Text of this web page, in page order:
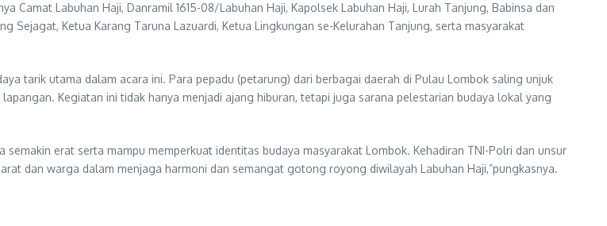
Labuhan Haji, Danramil 1615-08/Labuhan Haji, Kapolsek Labuhan Haji, Lurah Tanjung, Babinsa dan
Sejagat, Ketua Karang Taruna Lazuardi, Ketua Lingkungan se-Kelurahan Tanjung, serta masyarakat
tarik utama dalam acara ini. Para pepadu (petarung) dari berbagai daerah di Pulau Lombok saling unjuk
Kegiatan ini tidak hanya menjadi ajang hiburan, tetapi juga sarana pelestarian budaya lokal yang
erat serta mampu memperkuat identitas budaya masyarakat Lombok. Kehadiran TNI-Polri dan unsur
dan warga dalam menjaga harmoni dan semangat gotong royong diwilayah Labuhan Haji,”pungkasnya.